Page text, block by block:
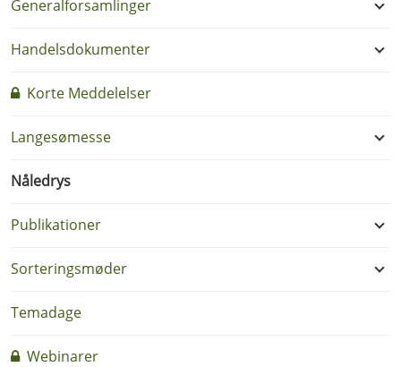
Generalforsamlinger
Handelsdokumenter
Korte Meddelelser
Langesømesse
Nåledrys
Publikationer
Sorteringsmøder
Temadage
Webinarer